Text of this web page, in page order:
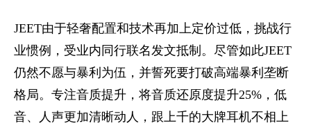
JEET由于轻奢配置和技术再加上定价过低，挑战行
业惯例，受业内同行联名发文抵制。尽管如此JEET
仍然不愿与暴利为伍，并誓死要打破高端暴利垄断
格局。专注音质提升，将音质还原度提升25%，低
音、人声更加清晰动人，跟上千的大牌耳机不相上